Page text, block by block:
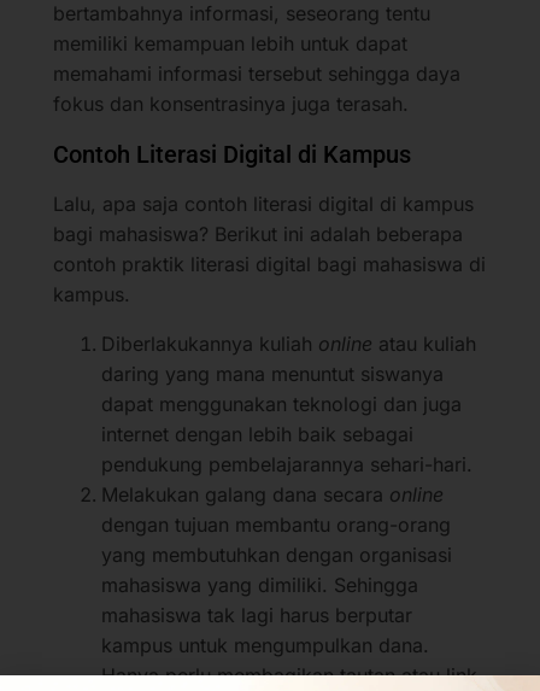
bertambahnya informasi, seseorang tentu
memiliki kemampuan lebih untuk dapat
memahami informasi tersebut sehingga daya
fokus dan konsentrasinya juga terasah.
Contoh Literasi Digital di Kampus
Lalu, apa saja contoh literasi digital di kampus
bagi mahasiswa? Berikut ini adalah beberapa
contoh praktik literasi digital bagi mahasiswa di
kampus.
Diberlakukannya kuliah online atau kuliah
daring yang mana menuntut siswanya
dapat menggunakan teknologi dan juga
internet dengan lebih baik sebagai
pendukung pembelajarannya sehari-hari.
Melakukan galang dana secara online
dengan tujuan membantu orang-orang
yang membutuhkan dengan organisasi
mahasiswa yang dimiliki. Sehingga
mahasiswa tak lagi harus berputar
kampus untuk mengumpulkan dana.
Hanya perlu membagikan tautan atau link